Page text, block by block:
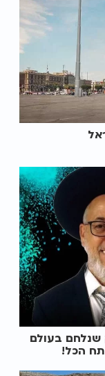
שנלחם בעולם